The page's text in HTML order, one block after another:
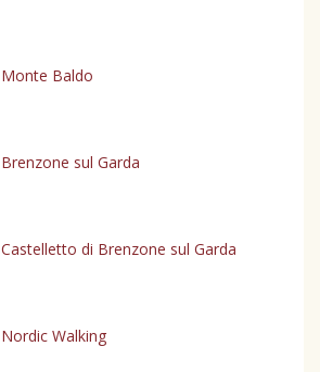
Monte Baldo
Brenzone sul Garda
Castelletto di Brenzone sul Garda
Nordic Walking